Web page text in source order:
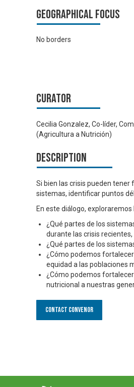
Geographical focus
No borders
Curator
Cecilia Gonzalez, Co-líder,
(Agricultura a Nutrición)
Description
Si bien las crisis pueden
sistemas, identificar puntos
En este diálogo,
¿Qué partes de los
durante las crisis recientes,
¿Qué partes de los
¿Cómo podemos
equidad a las poblaciones
¿Cómo podemos
nutricional a nuestras
Contact Convenor